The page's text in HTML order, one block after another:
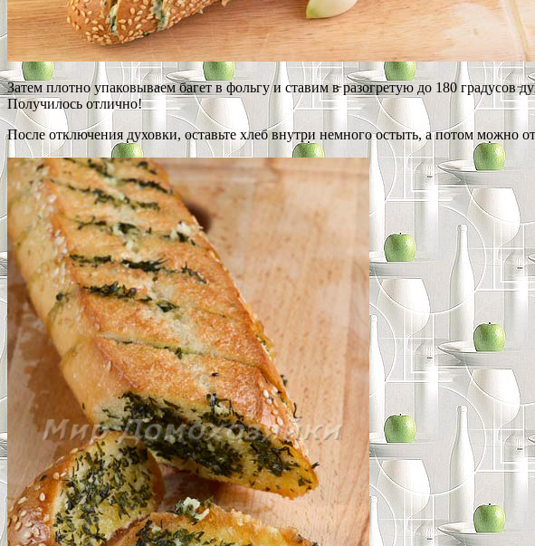
Затем плотно упаковываем багет в фольгу и ставим в разогретую до 180
Получилось отлично!
После отключения духовки, оставьте хлеб внутри немного остыть, а потом можно